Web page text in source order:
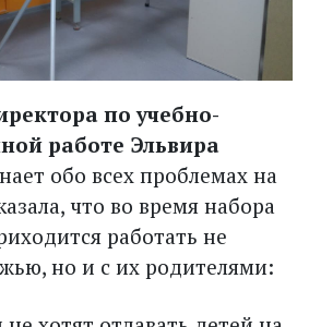
по учебно-
работе Эльвира
обо всех проблемах на
что во время набора
работать не
но и с их родителями: